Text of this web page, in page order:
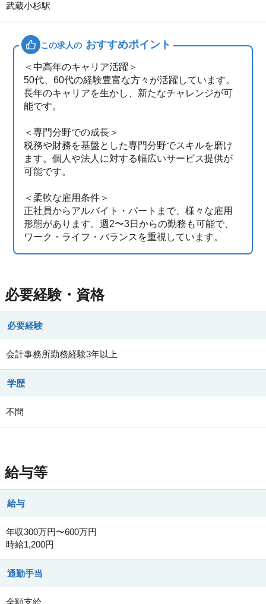
武蔵小杉駅
この求人の おすすめポイント
＜中高年のキャリア活躍＞
50代、60代の経験豊富な方々が活躍しています。
長年のキャリアを生かし、新たなチャレンジが可
能です。
＜専門分野での成長＞
税務や財務を基盤とした専門分野でスキルを磨け
ます。個人や法人に対する幅広いサービス提供が
可能です。
＜柔軟な雇用条件＞
正社員からアルバイト・パートまで、様々な雇用
形態があります。週2〜3日からの勤務も可能で、
ワーク・ライフ・バランスを重視しています。
必要経験・資格
必要経験
会計事務所勤務経験3年以上
学歴
不問
給与等
給与
年収300万円〜600万円
時給1,200円
通勤手当
全額支給